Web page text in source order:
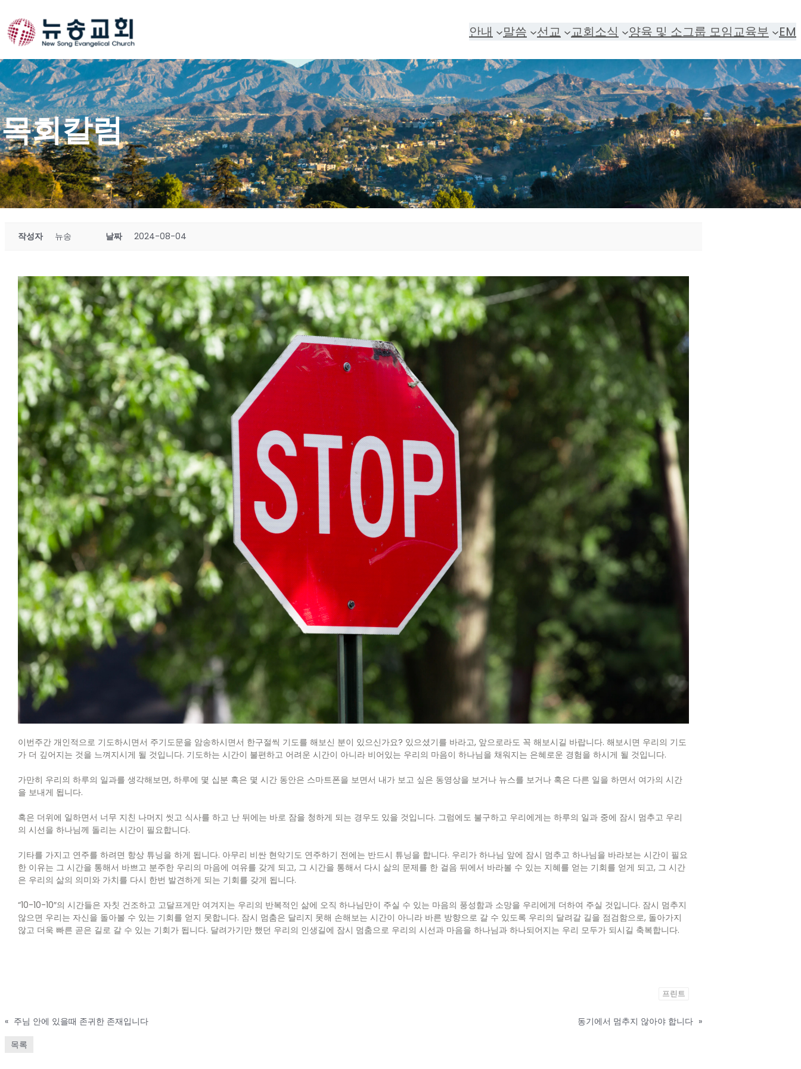
to
content
안내 말씀 선교 교회소식 양육 및 소그룹 모임교육부 EM
목회칼럼
작성자 뉴송 날짜 2024-08-04
이번주간 개인적으로 기도하시면서 주기도문을 암송하시면서 한구절씩 기도를 해보신 분이 있으신가요? 있으셨기를 바라고, 앞으로라도 꼭 해보시길 바랍니다. 해보시면 우리의 기도
가 더 깊어지는 것을 느껴지시게 될 것입니다. 기도하는 시간이 불편하고 어려운 시간이 아니라 비어있는 우리의 마음이 하나님을 채워지는 은혜로운 경험을 하시게 될 것입니다.
가만히 우리의 하루의 일과를 생각해보면, 하루에 몇 십분 혹은 몇 시간 동안은 스마트폰을 보면서 내가 보고 싶은 동영상을 보거나 뉴스를 보거나 혹은 다른 일을 하면서 여가의 시간
을 보내게 됩니다.
혹은 더위에 일하면서 너무 지친 나머지 씻고 식사를 하고 난 뒤에는 바로 잠을 청하게 되는 경우도 있을 것입니다. 그럼에도 불구하고 우리에게는 하루의 일과 중에 잠시 멈추고 우리
의 시선을 하나님께 돌리는 시간이 필요합니다.
기타를 가지고 연주를 하려면 항상 튜닝을 하게 됩니다. 아무리 비싼 현악기도 연주하기 전에는 반드시 튜닝을 합니다. 우리가 하나님 앞에 잠시 멈추고 하나님을 바라보는 시간이 필요
한 이유는 그 시간을 통해서 바쁘고 분주한 우리의 마음에 여유를 갖게 되고, 그 시간을 통해서 다시 삶의 문제를 한 걸음 뒤에서 바라볼 수 있는 지혜를 얻는 기회를 얻게 되고, 그 시간
은 우리의 삶의 의미와 가치를 다시 한번 발견하게 되는 기회를 갖게 됩니다.
“10-10-10″의 시간들은 자칫 건조하고 고달프게만 여겨지는 우리의 반복적인 삶에 오직 하나님만이 주실 수 있는 마음의 풍성함과 소망을 우리에게 더하여 주실 것입니다. 잠시 멈추지
않으면 우리는 자신을 돌아볼 수 있는 기회를 얻지 못합니다. 잠시 멈춤은 달리지 못해 손해보는 시간이 아니라 바른 방향으로 갈 수 있도록 우리의 달려갈 길을 점검함으로, 돌아가지
않고 더욱 빠른 곧은 길로 갈 수 있는 기회가 됩니다. 달려가기만 했던 우리의 인생길에 잠시 멈춤으로 우리의 시선과 마음을 하나님과 하나되어지는 우리 모두가 되시길 축복합니다.
프린트
« 주님 안에 있을때 존귀한 존재입니다 동기에서 멈추지 않아야 합니다 »
목록